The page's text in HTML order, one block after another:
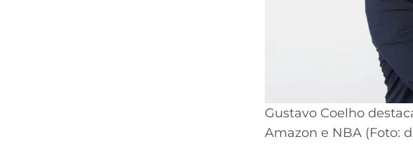
Gustavo Coelho
Amazon e NBA (Foto: